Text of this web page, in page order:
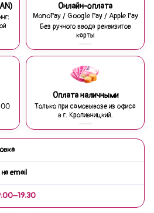
Онлайн-оплата
MonoPay / Google Pay / Apple Pay
Без ручного ввода реквизитов
карты
Оплата наличными
Только при самовывозе из офиса
в г. Кропивницкий.
email